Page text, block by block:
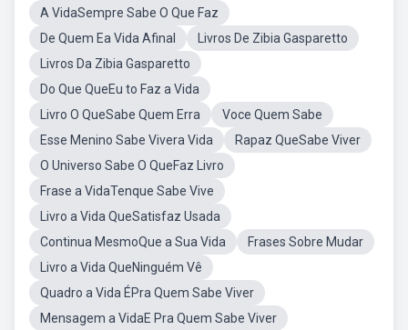
A VidaSempre Sabe O Que Faz
De Quem Ea Vida Afinal
Livros De Zibia Gasparetto
Livros Da Zibia Gasparetto
Do Que QueEu to Faz a Vida
Livro O QueSabe Quem Erra
Voce Quem Sabe
Esse Menino Sabe Vivera Vida
Rapaz QueSabe Viver
O Universo Sabe O QueFaz Livro
Frase a VidaTenque Sabe Vive
Livro a Vida QueSatisfaz Usada
Continua MesmoQue a Sua Vida
Frases Sobre Mudar
Livro a Vida QueNinguém Vê
Quadro a Vida ÉPra Quem Sabe Viver
Mensagem a VidaE Pra Quem Sabe Viver